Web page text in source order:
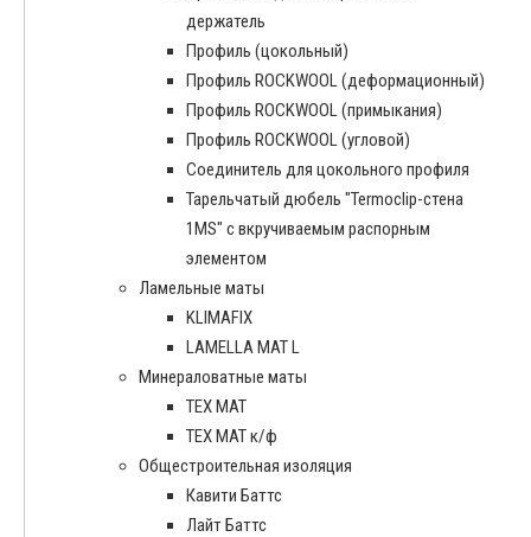
держатель
Профиль (цокольный)
Профиль ROCKWOOL (деформационный)
Профиль ROCKWOOL (примыкания)
Профиль ROCKWOOL (угловой)
Соединитель для цокольного профиля
Тарельчатый дюбель "Termoclip-стена
1MS" с вкручиваемым распорным
элементом
Ламельные маты
KLIMAFIX
LAMELLA MAT L
Минераловатные маты
ТЕХ МАТ
ТЕХ МАТ к/ф
Общестроительная изоляция
Кавити Баттс
Лайт Баттс